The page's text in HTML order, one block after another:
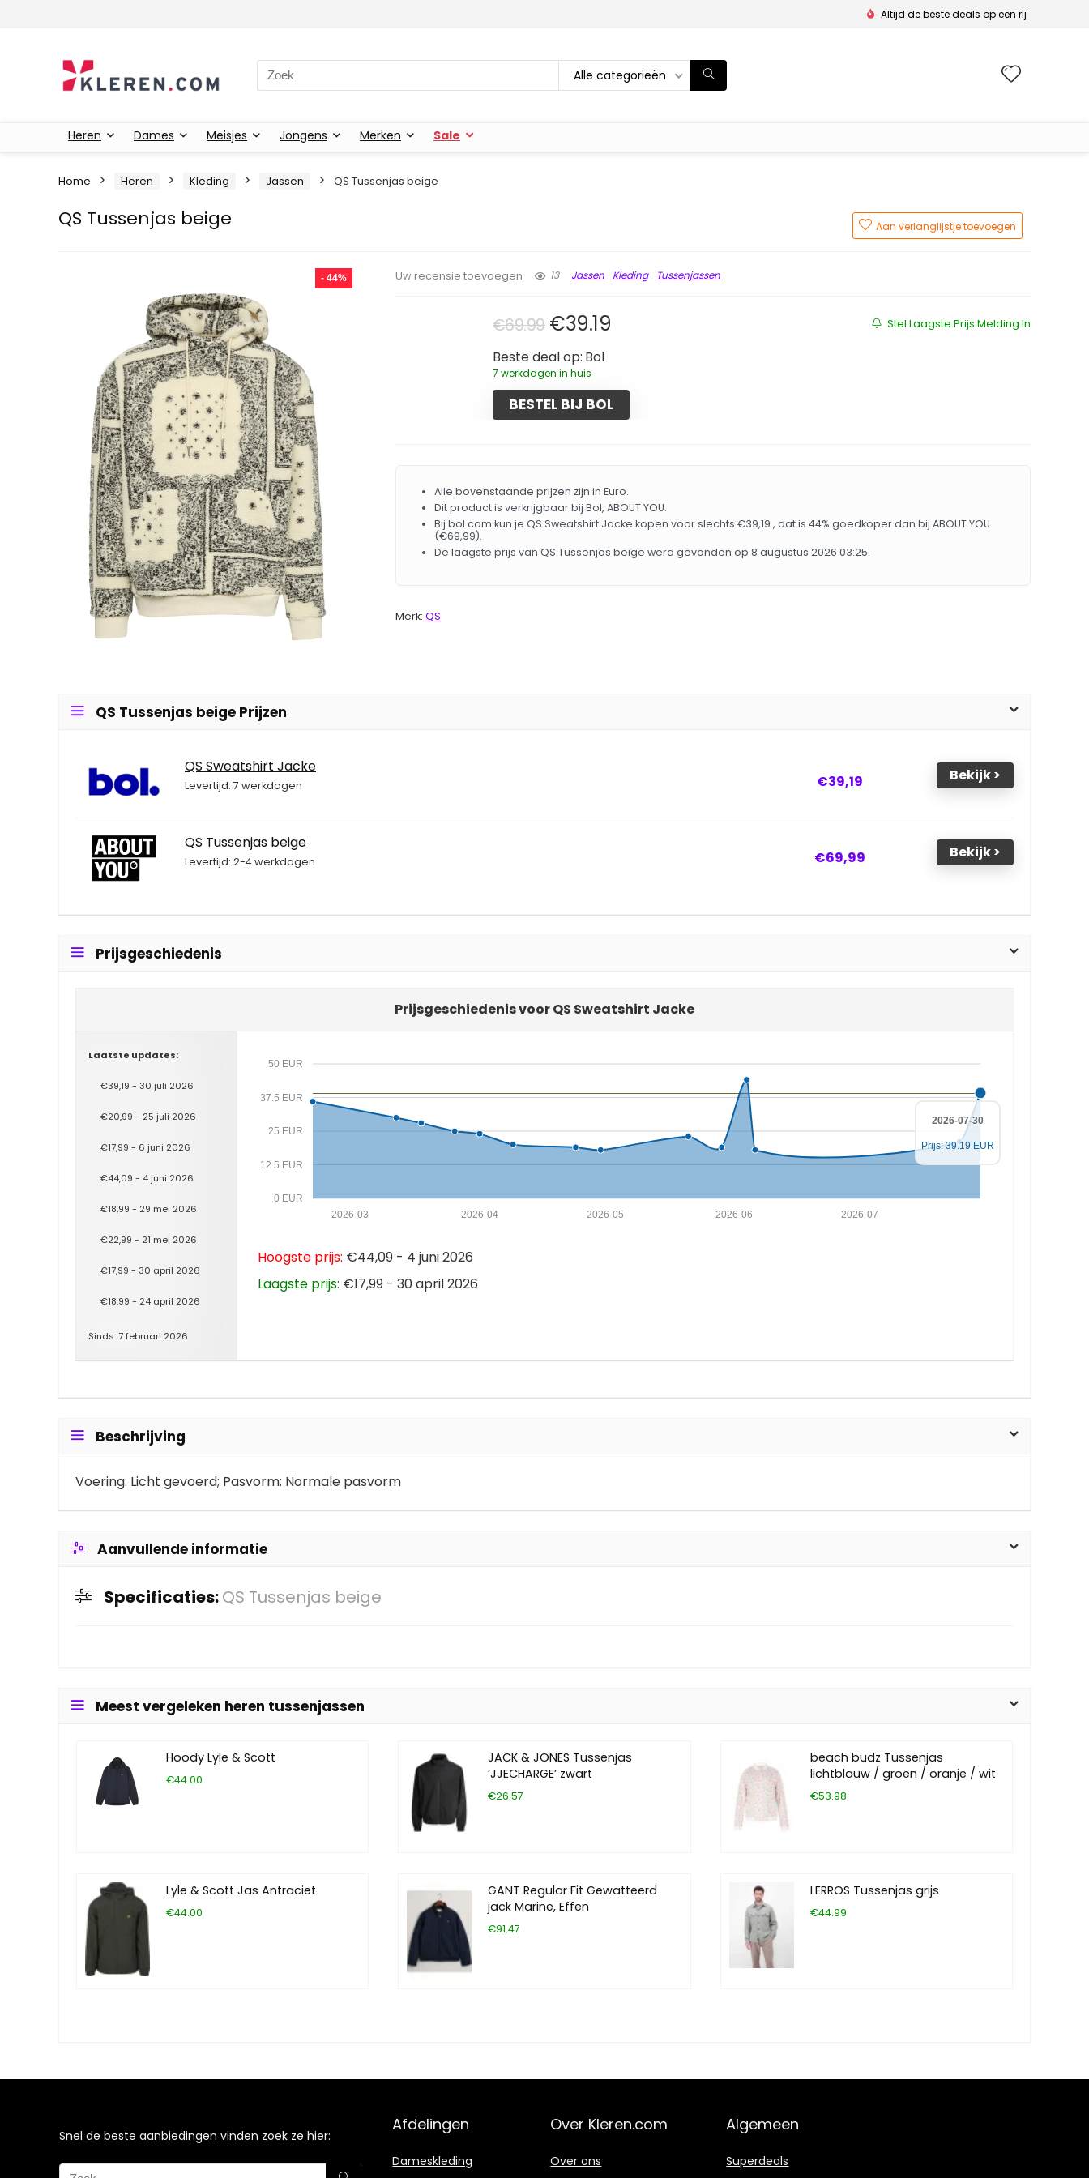
Altijd de beste deals op een rij
Zoeken naar: Alle categorieën
Heren Dames Meisjes Jongens Merken Sale
Home Heren Kleding Jassen QS Tussenjas beige
QS Tussenjas beige Aan verlanglijstje toevoegen
- 44% Uw recensie toevoegen 13 Jassen Kleding Tussenjassen
Stel Laagste Prijs Melding In
€69.99 Oorspronkelijke prijs was: €69.99.
€39.19
Beste deal op: Bol
7 werkdagen in huis
BESTEL BIJ BOL
Alle bovenstaande prijzen zijn in Euro.
Dit product is verkrijgbaar bij Bol, ABOUT YOU.
Bij bol.com kun je QS Sweatshirt Jacke kopen voor slechts €39,19 , dat is 44% goedkoper dan bij ABOUT YOU
(€69,99).
De laagste prijs van QS Tussenjas beige werd gevonden op 8 augustus 2026 03:25.
Merk: QS
QS Tussenjas beige Prijzen
QS Sweatshirt Jacke
Levertijd: 7 werkdagen €39,19 Bekijk >
QS Tussenjas beige
Levertijd: 2-4 werkdagen €69,99 Bekijk >
Prijsgeschiedenis
Prijsgeschiedenis voor QS Sweatshirt Jacke
Laatste updates:
€39,19 - 30 juli 2026
€20,99 - 25 juli 2026
€17,99 - 6 juni 2026
€44,09 - 4 juni 2026
€18,99 - 29 mei 2026
€22,99 - 21 mei 2026
€17,99 - 30 april 2026
€18,99 - 24 april 2026
Sinds: 7 februari 2026
0 EUR
12.5 EUR
25 EUR
37.5 EUR
50 EUR
2026-07
2026-06
2026-05
2026-04
2026-03
2026-07-30
Prijs: 39.19 EUR
Hoogste prijs: €44,09 - 4 juni 2026
Laagste prijs: €17,99 - 30 april 2026
Beschrijving
Voering: Licht gevoerd; Pasvorm: Normale pasvorm
Aanvullende informatie
Specificaties:QS Tussenjas beige
Meest vergeleken heren tussenjassen
Hoody Lyle & Scott
€44.00
JACK & JONES Tussenjas
‘JJECHARGE’ zwart
€26.57
beach budz Tussenjas
lichtblauw / groen / oranje / wit
€53.98
Lyle & Scott Jas Antraciet
€44.00
GANT Regular Fit Gewatteerd
jack Marine, Effen
€91.47
LERROS Tussenjas grijs
€44.99
Snel de beste aanbiedingen vinden zoek ze hier:
Afdelingen
Dameskleding
Over Kleren.com
Over ons
Algemeen
Superdeals